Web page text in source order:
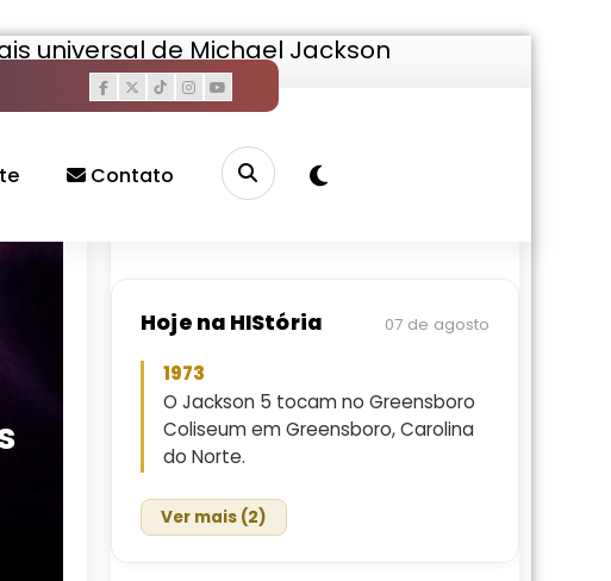
Contato
universal de Michael Jackson
Hoje na HIStória 07 de agosto
1973
O Jackson 5 tocam no Greensboro
Coliseum em Greensboro, Carolina
do Norte.
Ver mais (2)